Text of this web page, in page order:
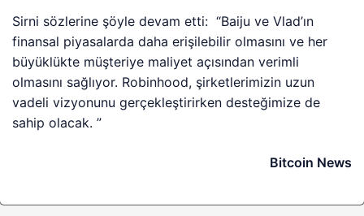
Sirni sözlerine şöyle devam etti: “Baiju ve Vlad’ın
finansal piyasalarda daha erişilebilir olmasını ve her
büyüklükte müşteriye maliyet açısından verimli
olmasını sağlıyor. Robinhood, şirketlerimizin uzun
vadeli vizyonunu gerçekleştirirken desteğimize de
sahip olacak. ”
Bitcoin News